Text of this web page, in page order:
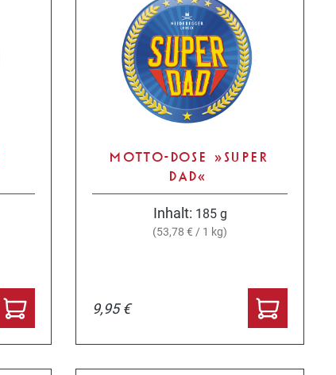
MOTTO-DOSE »SUPER
DAD«
Inhalt: 185 g
(53,78 € / 1 kg)
9,95 €